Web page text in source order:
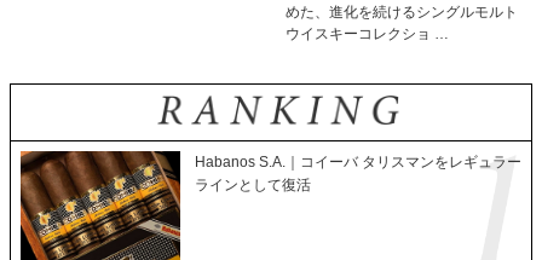
めた、進化を続けるシングルモルト
ウイスキーコレクショ …
Habanos S.A.｜コイーバ タリスマンをレギュラー
ラインとして復活